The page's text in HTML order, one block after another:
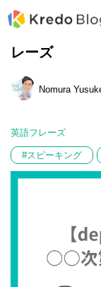
【dependや
レーズ
Nomura
英語フレーズ
#スピーキング